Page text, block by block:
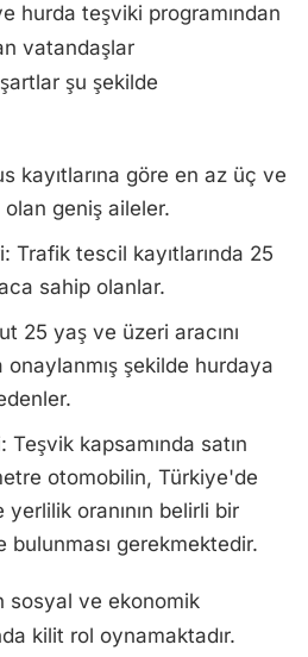
hurda teşviki programından
vatandaşlar
şu şekilde
kayıtlarına göre en az üç ve
geniş aileler.
Trafik tescil kayıtlarında 25
sahip olanlar.
25 yaş ve üzeri aracını
şekilde hurdaya
kapsamında satın
otomobilin, Türkiye'de
yerlilik oranının belirli bir
bulunması gerekmektedir.
sosyal ve ekonomik
kilit rol oynamaktadır.